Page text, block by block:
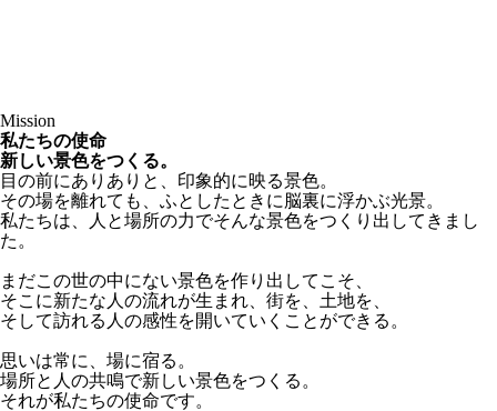
Mission
私たちの使命
新しい景色をつくる。
目の前にありありと、印象的に映る景色。
その場を離れても、ふとしたときに脳裏に浮かぶ光景。
私たちは、人と場所の力でそんな景色をつくり出してきまし
た。
まだこの世の中にない景色を作り出してこそ、
そこに新たな人の流れが生まれ、街を、土地を、
そして訪れる人の感性を開いていくことができる。
思いは常に、場に宿る。
場所と人の共鳴で新しい景色をつくる。
それが私たちの使命です。